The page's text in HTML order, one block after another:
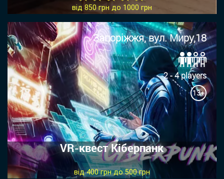
від 850 грн до 1000 грн
Запоріжжя, вул. Миру,18
2 - 4 players
13+
VR-квест Кіберпанк
від 400 грн до 500 грн